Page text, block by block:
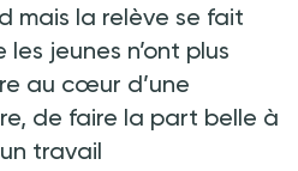
mais la relève se fait
jeunes n’ont plus
au cœur d’une
de faire la part belle à
travail